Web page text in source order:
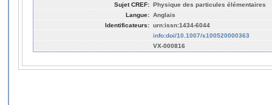
Sujet CREF: Physique des particules élémentaires
Langue: Anglais
Identificateurs: urn:issn:1434-6044
info:doi/10.1007/s100520000363
VX-000816